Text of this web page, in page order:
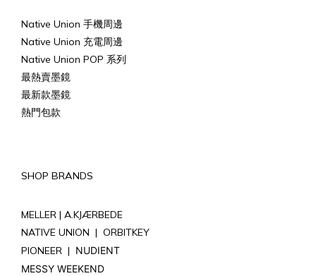
Native Union 手機周邊
Native Union 充電周邊
Native Union POP 系列
最熱賣墨鏡
最新款墨鏡
熱門包款
SHOP BRANDS
MELLER | A.KJÆRBEDE
NATIVE UNION | ORBITKEY
PIONEER | NUDIENT
MESSY WEEKEND